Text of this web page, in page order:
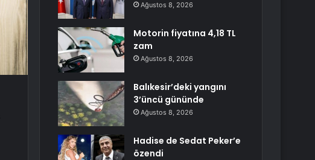
Ağustos 8, 2026
Motorin fiyatına 4,18 TL
zam
Ağustos 8, 2026
Balıkesir’deki yangını
3’üncü gününde
Ağustos 8, 2026
Hadise de Sedat Peker’e
özendi